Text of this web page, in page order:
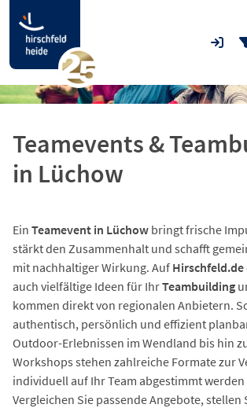
Teamevents &
in Lüchow
Ein Teamevent in Lüchow bringt frische
stärkt den Zusammenhalt und schafft
mit nachhaltiger Wirkung. Auf Hirschfeld.de
auch vielfältige Ideen für IhrTeambuilding
kommen direkt von regionalen Anbietern.
authentisch, persönlich und effizient
Outdoor-Erlebnissen im Wendland bis hin
Workshops stehen zahlreiche Formate zur
individuell auf Ihr Team abgestimmt
Vergleichen Sie passende Angebote, stellen